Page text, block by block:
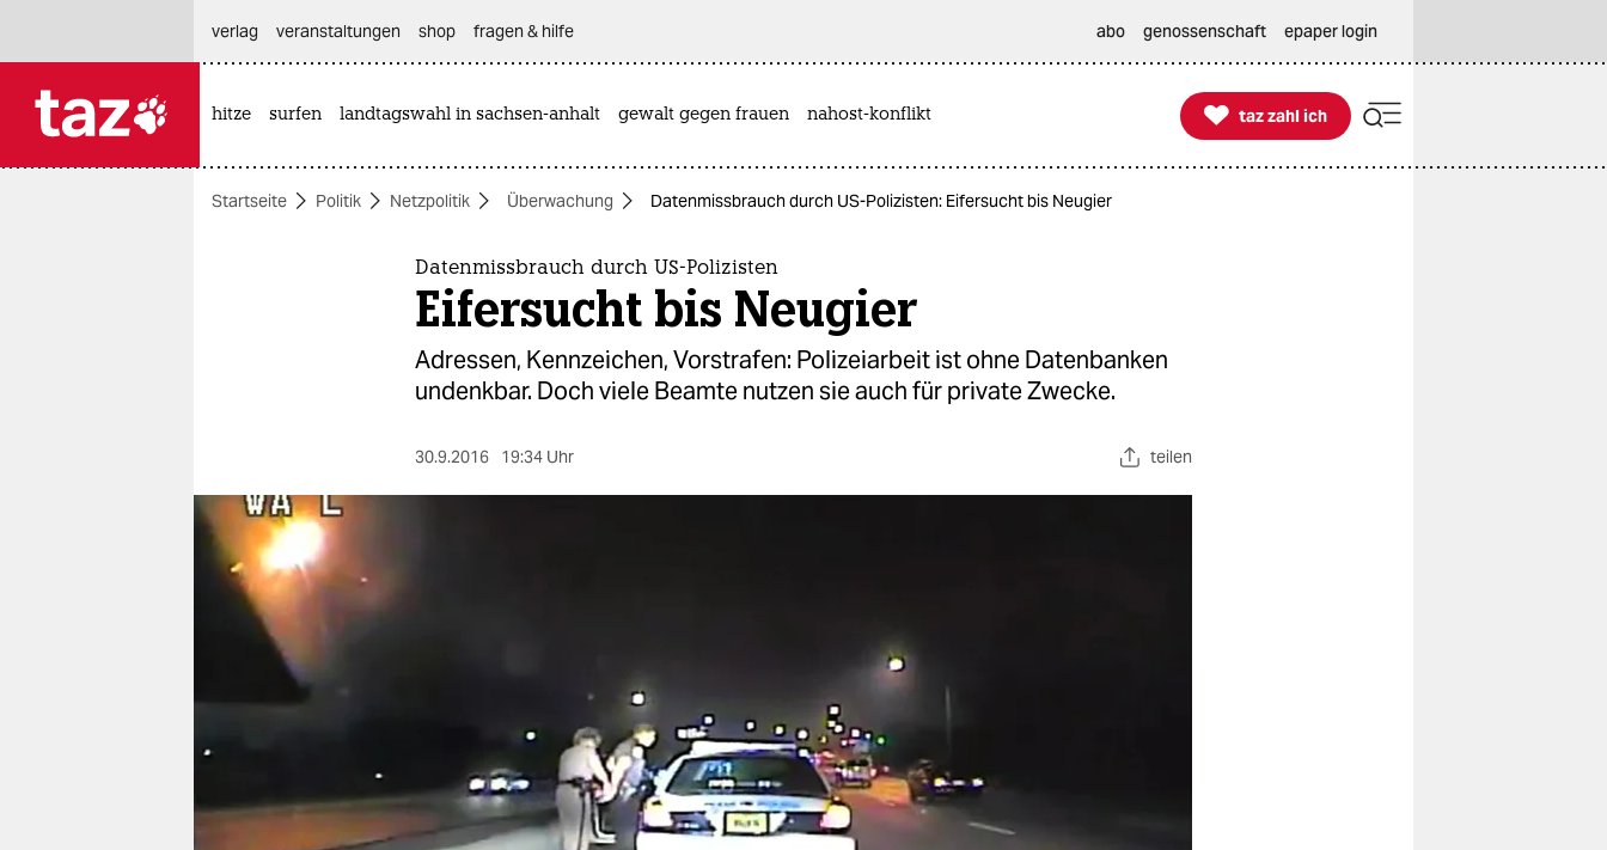
themen
berlin
nord
wahrheit
verlag
verlag
veranstaltungen
verlag
veranstaltungen shop fragen & hilfe abo genossenschaft epaper login
hitze surfen landtagswahl in sachsen-anhalt gewalt gegen frauen nahost-konflikt 
taz zahl ich
taz zahl ich
Startseite Politik Netzpolitik Überwachung Datenmissbrauch durch US-Polizisten: Eifersucht bis Neugier
Datenmissbrauch durch US-Polizisten
Eifersucht bis Neugier
Adressen, Kennzeichen, Vorstrafen: Polizeiarbeit ist ohne Datenbanken
undenkbar. Doch viele Beamte nutzen sie auch für private Zwecke.
30.9.2016 19:34 Uhr teilen